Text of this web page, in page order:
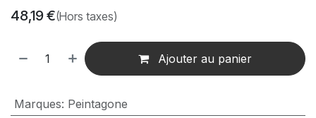
48,19€(Hors taxes)
Ajouter au panier
Marques: Peintagone